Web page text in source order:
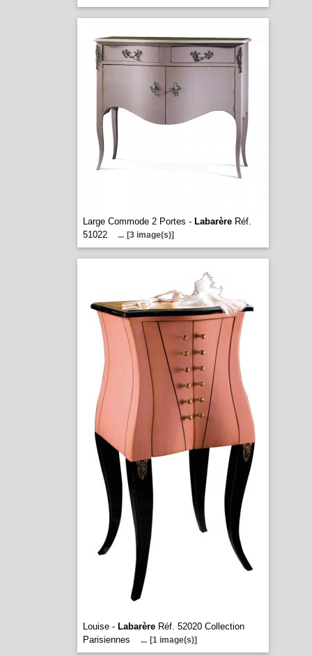
Large Commode 2 Portes - LabarèreRéf.
51022
... [3 image(s)]
Louise - LabarèreRéf. 52020 Collection
Parisiennes
... [1 image(s)]